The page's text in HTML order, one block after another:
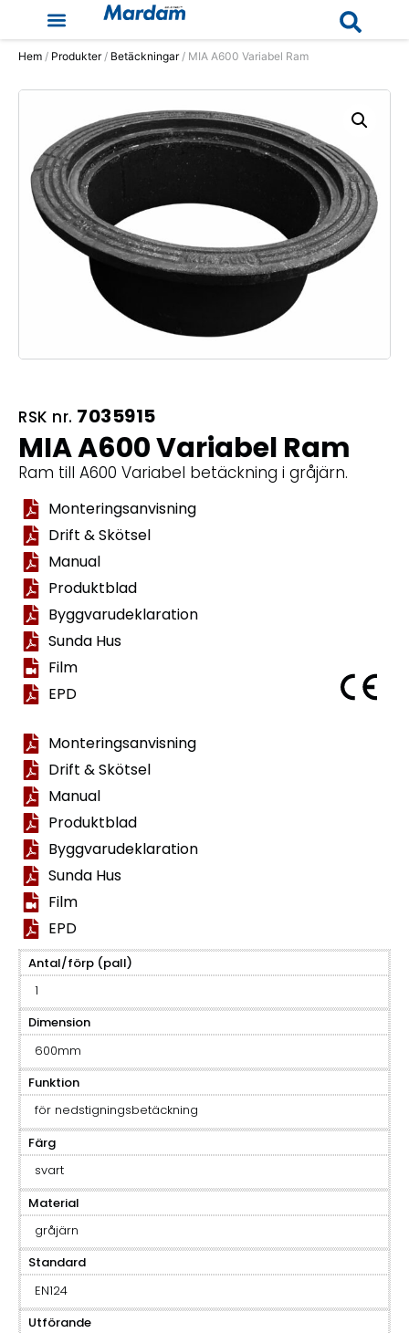
Hem / Produkter/ Betäckningar/ MIA A600 Variabel Ram
RSK nr. 7035915
MIA A600 Variabel Ram
Ram till A600 Variabel betäckning i gråjärn.
Monteringsanvisning
Drift & Skötsel
Manual
Produktblad
Byggvarudeklaration
Sunda Hus
Film
EPD
Monteringsanvisning
Drift & Skötsel
Manual
Produktblad
Byggvarudeklaration
Sunda Hus
Film
EPD
Antal/förp (pall)
1
Dimension
600mm
Funktion
för nedstigningsbetäckning
Färg
svart
Material
gråjärn
Standard
EN124
Utförande